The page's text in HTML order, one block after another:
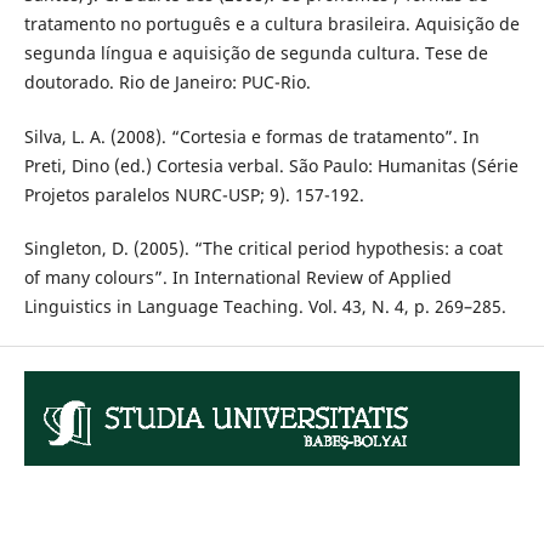
tratamento no português e a cultura brasileira. Aquisição de
segunda língua e aquisição de segunda cultura. Tese de
doutorado. Rio de Janeiro: PUC-Rio.
Silva, L. A. (2008). “Cortesia e formas de tratamento”. In
Preti, Dino (ed.) Cortesia verbal. São Paulo: Humanitas (Série
Projetos paralelos NURC-USP; 9). 157-192.
Singleton, D. (2005). “The critical period hypothesis: a coat
of many colours”. In International Review of Applied
Linguistics in Language Teaching. Vol. 43, N. 4, p. 269–285.